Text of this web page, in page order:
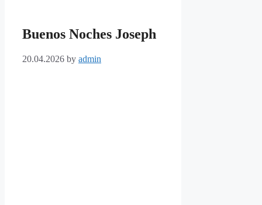
Buenos Noches Joseph
20.04.2026 by admin